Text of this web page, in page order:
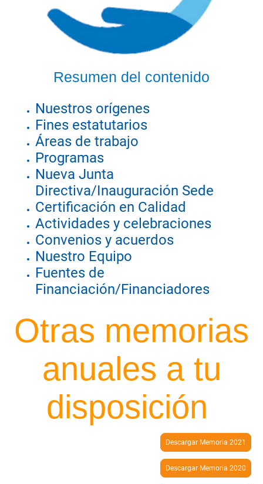
Resumen del contenido
Nuestros orígenes
Fines estatutarios
Áreas de trabajo
Programas
Nueva Junta
Directiva/Inauguración Sede
Certificación en Calidad
Actividades y celebraciones
Convenios y acuerdos
Nuestro Equipo
Fuentes de
Financiación/Financiadores
Otras memorias
anuales a tu
disposición
Descargar Memoria 2021
Descargar Memoria 2020